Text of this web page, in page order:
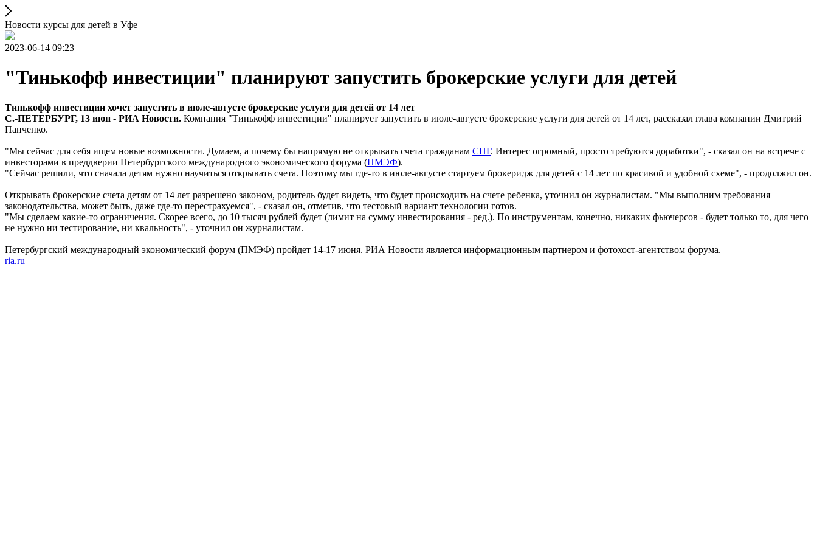
Новости курсы для детей в Уфе
2023-06-14 09:23
"Тинькофф инвестиции" планируют запустить брокерские услуги для детей
Тинькофф инвестиции хочет запустить в июле-августе брокерские услуги для детей от 14 лет
С.-ПЕТЕРБУРГ, 13 июн - РИА Новости. Компания "Тинькофф инвестиции" планирует запустить в июле-августе брокерские услуги для детей от 14 лет, рассказал глава компании Дмитрий
Панченко.
"Мы сейчас для себя ищем новые возможности. Думаем, а почему бы напрямую не открывать счета гражданам СНГ. Интерес огромный, просто требуются доработки", - сказал он на встрече с
инвесторами в преддверии Петербургского международного экономического форума (ПМЭФ).
"Сейчас решили, что сначала детям нужно научиться открывать счета. Поэтому мы где-то в июле-августе стартуем брокеридж для детей с 14 лет по красивой и удобной схеме", - продолжил он.
Открывать брокерские счета детям от 14 лет разрешено законом, родитель будет видеть, что будет происходить на счете ребенка, уточнил он журналистам. "Мы выполним требования
законодательства, может быть, даже где-то перестрахуемся", - сказал он, отметив, что тестовый вариант технологии готов.
"Мы сделаем какие-то ограничения. Скорее всего, до 10 тысяч рублей будет (лимит на сумму инвестирования - ред.). По инструментам, конечно, никаких фьючерсов - будет только то, для чего
не нужно ни тестирование, ни квальность", - уточнил он журналистам.
Петербургский международный экономический форум (ПМЭФ) пройдет 14-17 июня. РИА Новости является информационным партнером и фотохост-агентством форума.
ria.ru